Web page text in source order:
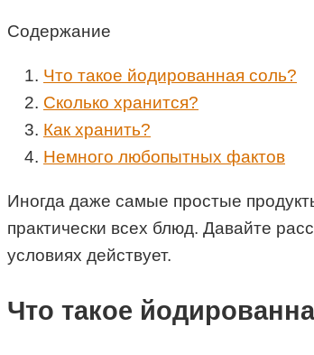
Содержание
Что такое йодированная соль?
Сколько хранится?
Как хранить?
Немного любопытных фактов
Иногда даже самые простые
практически всех блюд. Давайте
условиях действует.
Что такое